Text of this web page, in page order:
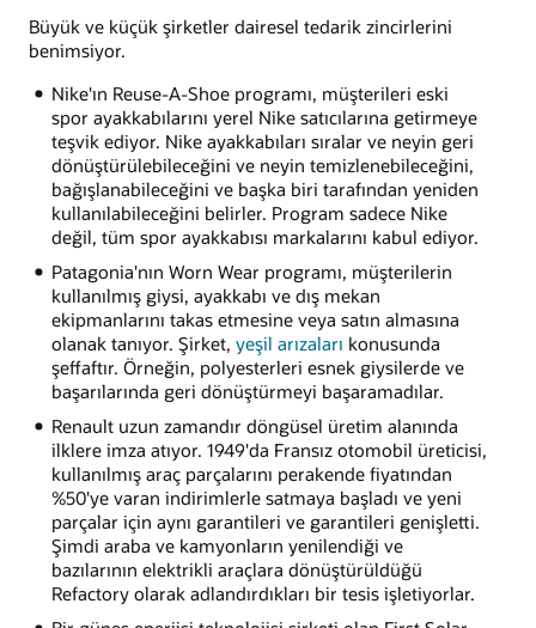
Büyük ve küçük şirketler dairesel tedarik zincirlerini
benimsiyor.
Nike'ın Reuse-A-Shoe programı, müşterileri eski
spor ayakkabılarını yerel Nike satıcılarına getirmeye
teşvik ediyor. Nike ayakkabıları sıralar ve neyin geri
dönüştürülebileceğini ve neyin temizlenebileceğini,
bağışlanabileceğini ve başka biri tarafından yeniden
kullanılabileceğini belirler. Program sadece Nike
değil, tüm spor ayakkabısı markalarını kabul ediyor.
Patagonia'nın Worn Wear programı, müşterilerin
kullanılmış giysi, ayakkabı ve dış mekan
ekipmanlarını takas etmesine veya satın almasına
olanak tanıyor. Şirket, yeşil arızaları konusunda
şeffaftır. Örneğin, polyesterleri esnek giysilerde ve
başarılarında geri dönüştürmeyi başaramadılar.
Renault uzun zamandır döngüsel üretim alanında
ilklere imza atıyor. 1949'da Fransız otomobil üreticisi,
kullanılmış araç parçalarını perakende fiyatından
%50'ye varan indirimlerle satmaya başladı ve yeni
parçalar için aynı garantileri ve garantileri genişletti.
Şimdi araba ve kamyonların yenilendiği ve
bazılarının elektrikli araçlara dönüştürüldüğü
Refactory olarak adlandırdıkları bir tesis işletiyorlar.